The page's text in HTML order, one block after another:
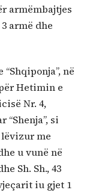
armëmbajtjes
armë dhe
në
Hetimin e
Nr. 4,
si
me
u vunë në
Sh. Sh., 43
iu gjet 1